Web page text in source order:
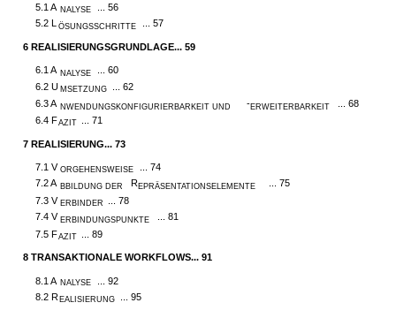
5.1 A NALYSE
... 56
5.2 L
ÖSUNGSSCHRITTE ... 57
6 REALISIERUNGSGRUNDLAGE... 59
6.1 A NALYSE
... 60
6.2 U MSETZUNG
... 62
6.3 A NWENDUNGSKONFIGURIERBARKEIT UND -ERWEITERBARKEIT
... 68
6.4 FAZIT ... 71
7 REALISIERUNG... 73
7.1 V ORGEHENSWEISE
... 74
7.2 A BBILDUNG DER REPRÄSENTATIONSELEMENTE
... 75
7.3 V ERBINDER
... 78
7.4 V ERBINDUNGSPUNKTE
... 81
7.5 FAZIT ... 89
8 TRANSAKTIONALE WORKFLOWS... 91
8.1 A NALYSE
... 92
8.2 R EALISIERUNG ... 95